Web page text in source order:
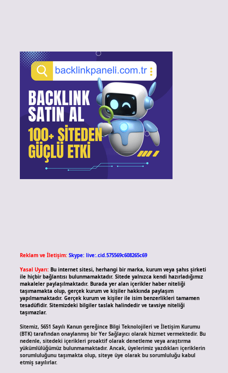
Reklam ve İletişim: Skype: live:.cid.575569c608265c69
Yasal Uyarı: Bu internet sitesi, herhangi bir marka, kurum veya şahıs şirketi
ile hiçbir bağlantısı bulunmamaktadır. Sitede yalnızca kendi hazırladığımız
makaleler paylaşılmaktadır. Burada yer alan içerikler haber niteliği
taşımamakta olup, gerçek kurum ve kişiler hakkında paylaşım
yapılmamaktadır. Gerçek kurum ve kişiler ile isim benzerlikleri tamamen
tesadüfidir. Sitemizdeki bilgiler taslak halindedir ve tavsiye niteliği
taşımazlar.
Sitemiz, 5651 Sayılı Kanun gereğince Bilgi Teknolojileri ve İletişim Kurumu
(BTK) tarafından onaylanmış bir Yer Sağlayıcı olarak hizmet vermektedir. Bu
nedenle, sitedeki içerikleri proaktif olarak denetleme veya araştırma
yükümlülüğümüz bulunmamaktadır. Ancak, üyelerimiz yazdıkları içeriklerin
sorumluluğunu taşımakta olup, siteye üye olarak bu sorumluluğu kabul
etmiş sayılırlar.